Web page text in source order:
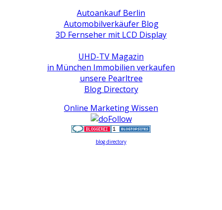
Autoankauf Berlin
Automobilverkäufer Blog
3D Fernseher mit LCD Display
UHD-TV Magazin
in München Immobilien verkaufen
unsere Pearltree
Blog Directory
Online Marketing Wissen
blog directory